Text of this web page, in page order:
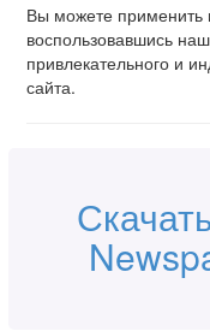
Вы можете применить
воспользовавшись
привлекательного и
сайта.